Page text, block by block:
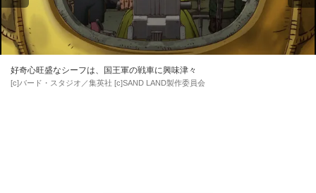
好奇心旺盛なシーフは、国王軍の戦車に興味津々
[c]バード・スタジオ／集英社 [c]SAND LAND製作委員会